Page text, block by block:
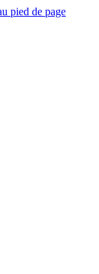
pied de page